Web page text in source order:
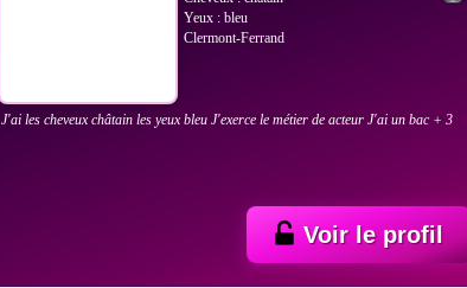
Yeux : bleu
Clermont-Ferrand
J'ai les cheveux châtain les yeux bleu J'exerce le métier de acteur J'ai un bac + 3
Voir le profil